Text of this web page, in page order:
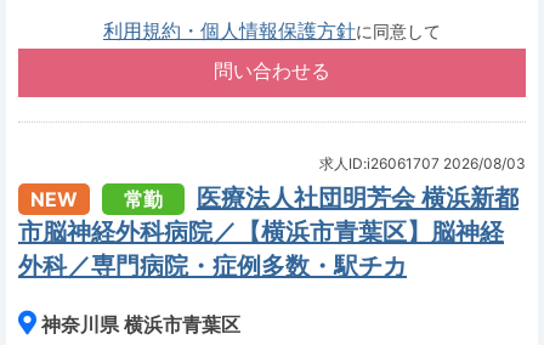
利用規約・個人情報保護方針に同意して
求人ID:i26061707 2026/08/03
NEW 常勤
医療法人社団明芳会 横浜新都
市脳神経外科病院／【横浜市青葉区】脳神経
外科／専門病院・症例多数・駅チカ
神奈川県 横浜市青葉区